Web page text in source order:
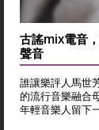
古謠mix電音
聲音
誰讓樂評人馬世
的流行音樂融合
年輕音樂人留下